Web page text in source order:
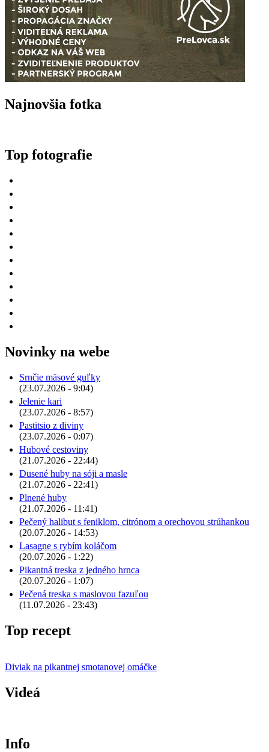
Najnovšia fotka
Top fotografie
Novinky na webe
Srnčie mäsové guľky
(23.07.2026 - 9:04)
Jelenie kari
(23.07.2026 - 8:57)
Pastitsio z diviny
(23.07.2026 - 0:07)
Hubové cestoviny
(21.07.2026 - 22:44)
Dusené huby na sóji a masle
(21.07.2026 - 22:41)
Plnené huby
(21.07.2026 - 11:41)
Pečený halibut s feniklom, citrónom a orechovou strúhankou
(20.07.2026 - 14:53)
Lasagne s rybím koláčom
(20.07.2026 - 1:22)
Pikantná treska z jedného hrnca
(20.07.2026 - 1:07)
Pečená treska s maslovou fazuľou
(11.07.2026 - 23:43)
Top recept
Diviak na pikantnej smotanovej omáčke
Videá
Info